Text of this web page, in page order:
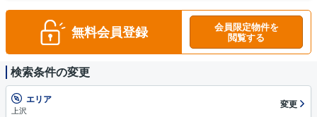
無料会員登録
会員限定物件を
閲覧する
検索条件の変更
エリア
上沢
変更